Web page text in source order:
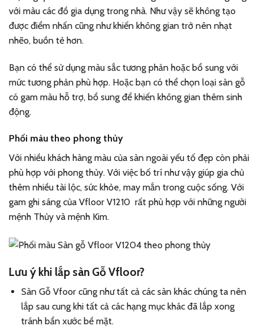
với màu các đồ gia dụng trong nhà. Như vậy sẽ không tạo
được điểm nhấn cũng như khiến không gian trở nên nhạt
nhẽo, buồn tẻ hơn.
Bạn có thể sử dụng màu sắc tương phản hoặc bổ sung với
mức tương phản phù hợp. Hoặc bạn có thể chọn loại sàn gỗ
có gam màu hỗ trợ, bổ sung để khiến không gian thêm sinh
động.
Phối màu theo phong thủy
Với nhiều khách hàng màu của sàn ngoài yếu tố đẹp còn phải
phù hợp với phong thủy. Với việc bố trí như vậy giúp gia chủ
thêm nhiều tài lộc, sức khỏe, may mắn trong cuộc sống. Với
gam ghi sáng của Vfloor V1210 rất phù hợp với những người
mệnh Thủy và mệnh Kim.
Lưu ý khi lắp sàn Gỗ Vfloor?
Sàn Gỗ Vfoor cũng như tất cả các sàn khác chúng ta nên
lắp sau cung khi tất cả các hạng mục khác đã lắp xong
tránh bẩn xước bề mặt.